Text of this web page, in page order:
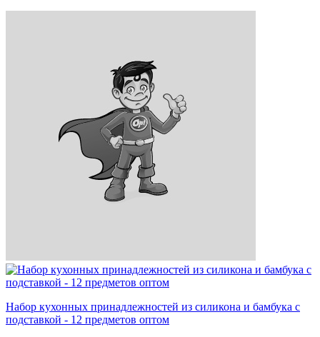
Набор кухонных принадлежностей из силикона и бамбука с
подставкой - 12 предметов оптом